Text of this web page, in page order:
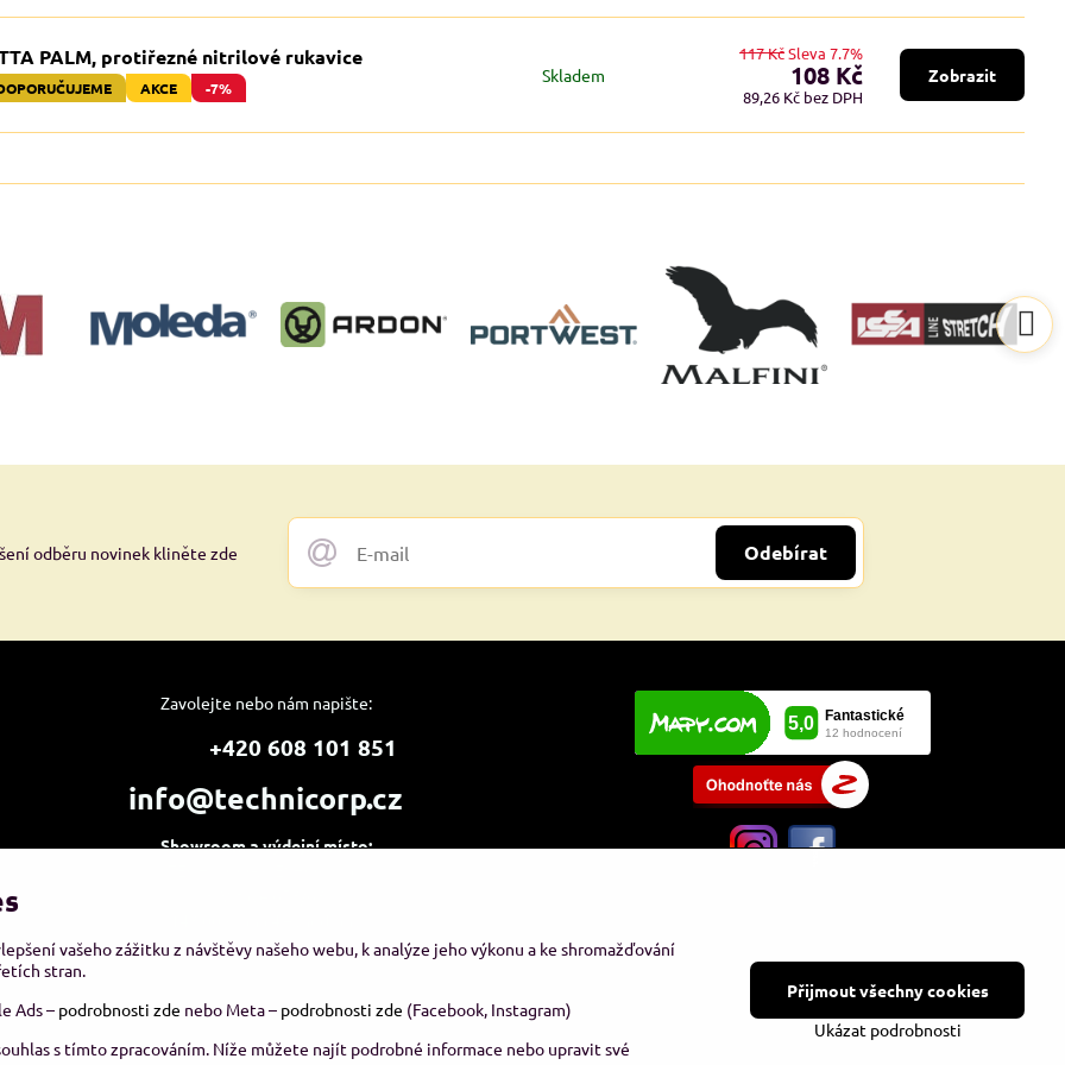
PALM, protiřezné nitrilové rukavice
AKCE -7%
Skladem 108 Kč
89,26 Kč bez DPH
117 KčSleva 7.7%
Zobrazit
Odebírat
odběru novinek kliněte zde
Zavolejte nebo nám napište:
+420 608 101 851
info@technicorp.cz
Showroom a výdejní místo:
vašeho zážitku z návštěvy našeho webu, k analýze jeho výkonu a ke shromažďování
stran.
Ads – podrobnosti zde nebo Meta – podrobnosti zde (Facebook, Instagram)
s tímto zpracováním. Níže můžete najít podrobné informace nebo upravit své
Ukázat podrobnosti
Přijmout všechny cookies